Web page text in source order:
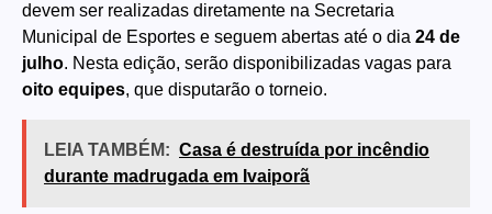
devem ser realizadas diretamente na Secretaria
Municipal de Esportes e seguem abertas até o dia 24 de
julho. Nesta edição, serão disponibilizadas vagas para
oito equipes, que disputarão o torneio.
LEIA TAMBÉM: Casa é destruída por incêndio
durante madrugada em Ivaiporã